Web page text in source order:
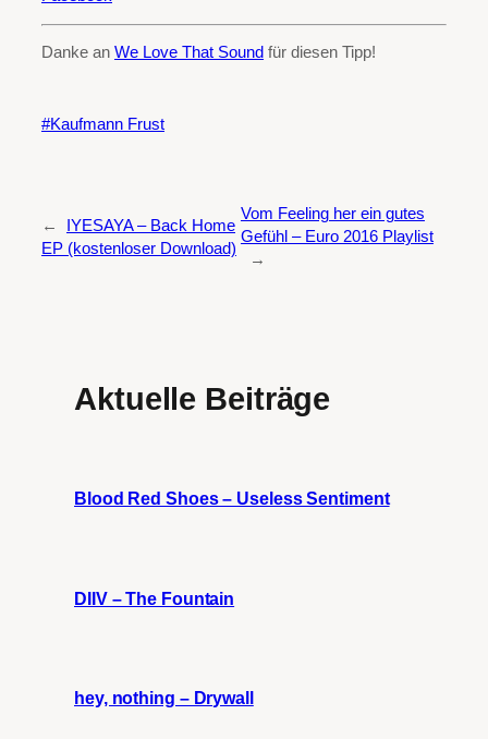
Danke an We Love That Sound für diesen Tipp!
Kaufmann Frust
←
IYESAYA – Back Home
EP (kostenloser Download)
Vom Feeling her ein gutes
Gefühl – Euro 2016 Playlist
→
Aktuelle Beiträge
Blood Red Shoes – Useless Sentiment
DIIV – The Fountain
hey, nothing – Drywall